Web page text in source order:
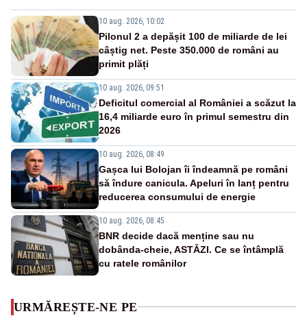
10 aug. 2026, 10:02
Pilonul 2 a depășit 100 de miliarde de lei
câștig net. Peste 350.000 de români au
primit plăți
10 aug. 2026, 09:51
Deficitul comercial al României a scăzut la
16,4 miliarde euro în primul semestru din
2026
10 aug. 2026, 08:49
Gașca lui Bolojan îi îndeamnă pe români
să îndure canicula. Apeluri în lanț pentru
reducerea consumului de energie
10 aug. 2026, 08:45
BNR decide dacă menține sau nu
dobânda-cheie, ASTĂZI. Ce se întâmplă
cu ratele românilor
URMĂREȘTE-NE PE